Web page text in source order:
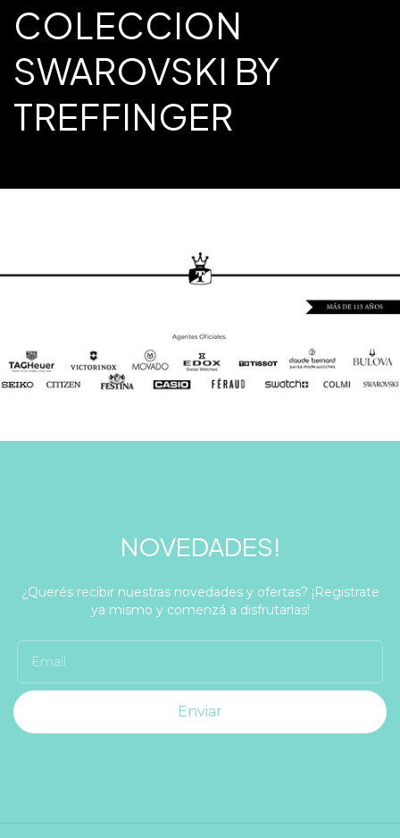
COLECCION
SWAROVSKI BY
TREFFINGER
NOVEDADES!
¿Querés recibir nuestras novedades y ofertas? ¡Registrate
ya mismo y comenzá a disfrutarlas!